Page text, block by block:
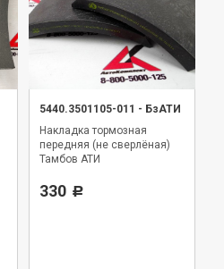
5440.3501105-011 - БзАТИ
Накладка тормозная
передняя (не сверлёная)
Тамбов АТИ
330 Р